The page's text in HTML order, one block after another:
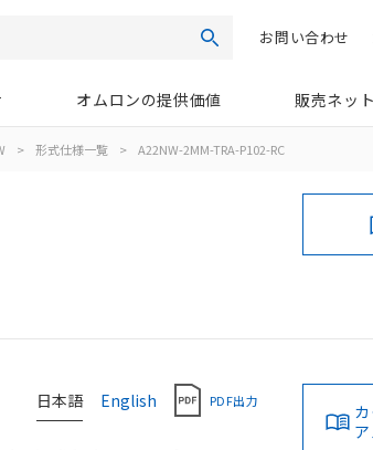
検索お問い合わせ
オムロンの提供価値 販売ネッ
> 形式仕様一覧 > A22NW-2MM-TRA-P102-RC
日本語 English PDF出力